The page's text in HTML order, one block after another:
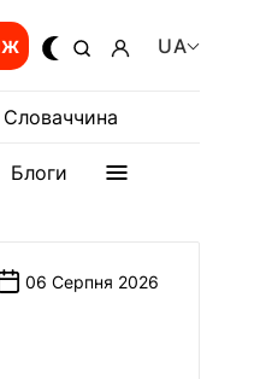
UA
Словаччина
Блоги
06 Серпня 2026